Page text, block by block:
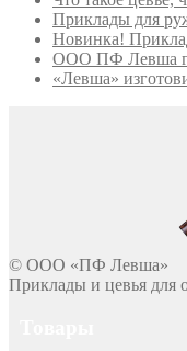
Приклады для
Новинка!
ООО ПФ Левша
«Левша»
© ООО «ПФ Левша»
Приклады и цевья для